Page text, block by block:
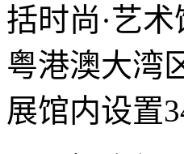
括时尚·艺
粤港澳大湾
展馆内设置